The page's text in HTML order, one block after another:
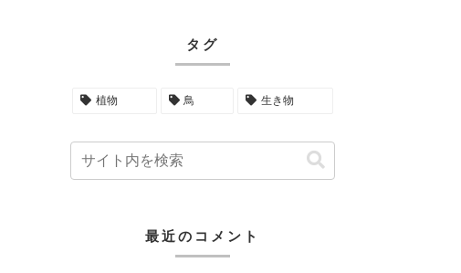
タグ
植物 鳥 生き物
最近のコメント